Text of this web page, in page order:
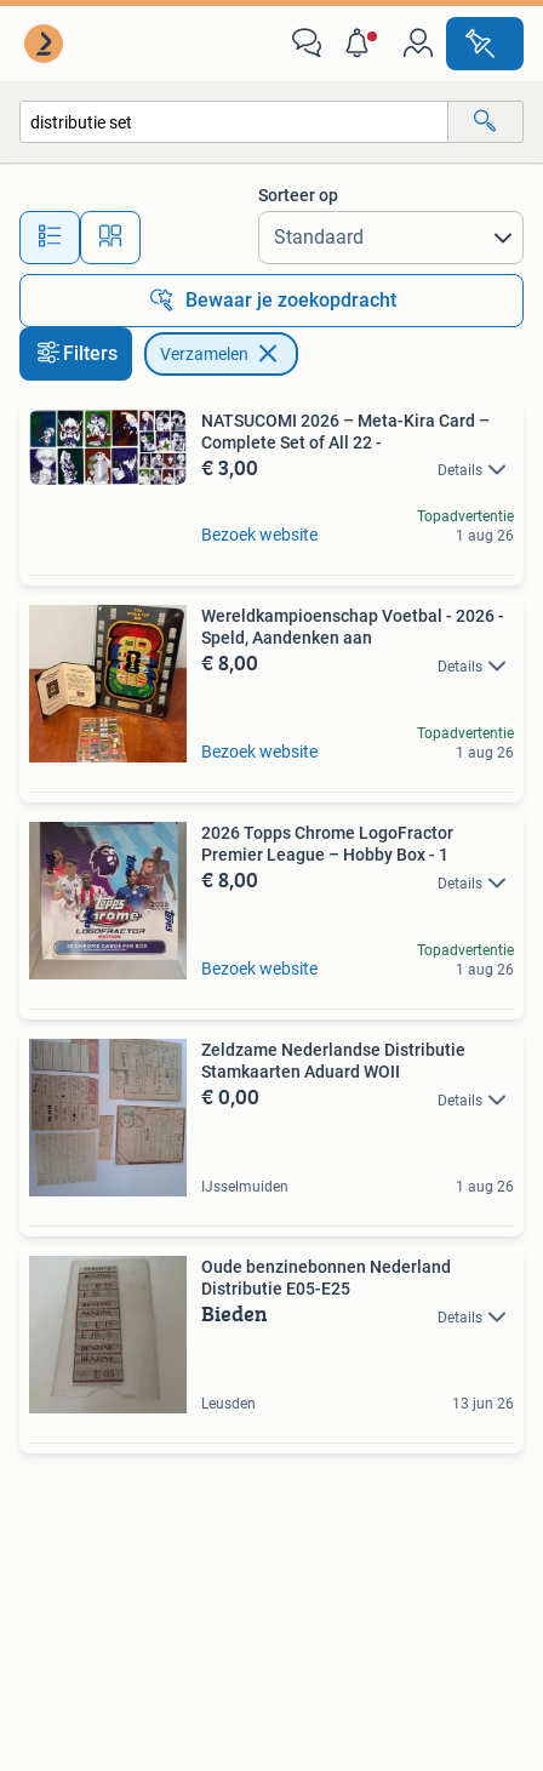
Alle afstanden…
Sorteer op
Bewaar je zoekopdracht
Filters Verzamelen
NATSUCOMI 2026 – Meta-Kira Card –
Complete Set of All 22 -
€ 3,00 Details
Bezoek website
Topadvertentie
1 aug 26
Wereldkampioenschap Voetbal - 2026 -
Speld, Aandenken aan
€ 8,00 Details
Bezoek website
Topadvertentie
1 aug 26
2026 Topps Chrome LogoFractor
Premier League – Hobby Box - 1
€ 8,00 Details
Bezoek website
Topadvertentie
1 aug 26
Zeldzame Nederlandse Distributie
Stamkaarten Aduard WOII
€ 0,00 Details
IJsselmuiden 1 aug 26
Oude benzinebonnen Nederland
Distributie E05-E25
Bieden Details
Leusden 13 jun 26